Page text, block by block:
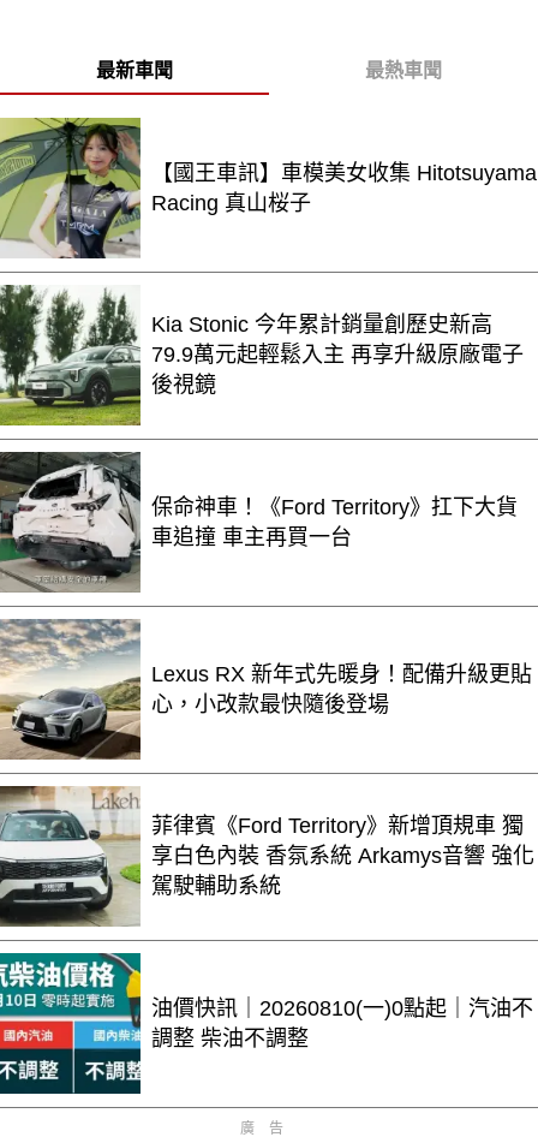
最新車聞 最熱車聞
【國王車訊】車模美女收集 Hitotsuyama
Racing 真山桜子
Kia Stonic 今年累計銷量創歷史新高
79.9萬元起輕鬆入主 再享升級原廠電子
後視鏡
保命神車！《Ford Territory》扛下大貨
車追撞 車主再買一台
Lexus RX 新年式先暖身！配備升級更貼
心，小改款最快隨後登場
菲律賓《Ford Territory》新增頂規車 獨
享白色內裝 香氛系統 Arkamys音響 強化
駕駛輔助系統
油價快訊｜20260810(一)0點起｜汽油不
調整 柴油不調整
廣告